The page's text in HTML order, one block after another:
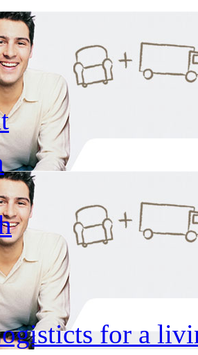
for a